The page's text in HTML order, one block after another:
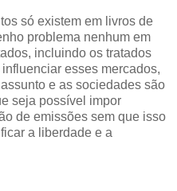
só existem em livros de
problema nenhum em
incluindo os tratados
esses mercados,
e as sociedades são
seja possível impor
de emissões sem que isso
a liberdade e a